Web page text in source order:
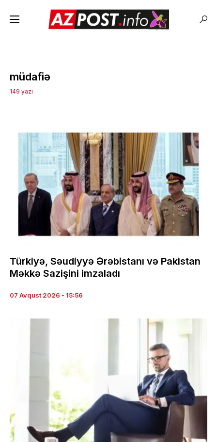
müdafiə
149 yazı
Türkiyə, Səudiyyə Ərəbistanı və Pakistan
Məkkə Sazişini imzaladı
07 Avqust 2026 - 15:56